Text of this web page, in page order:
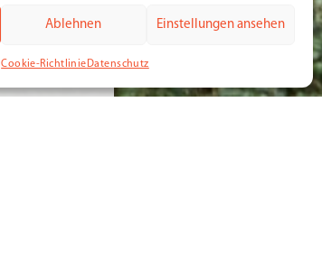
Ablehnen Einstellungen ansehen
Cookie-Richtlinie Datenschutz